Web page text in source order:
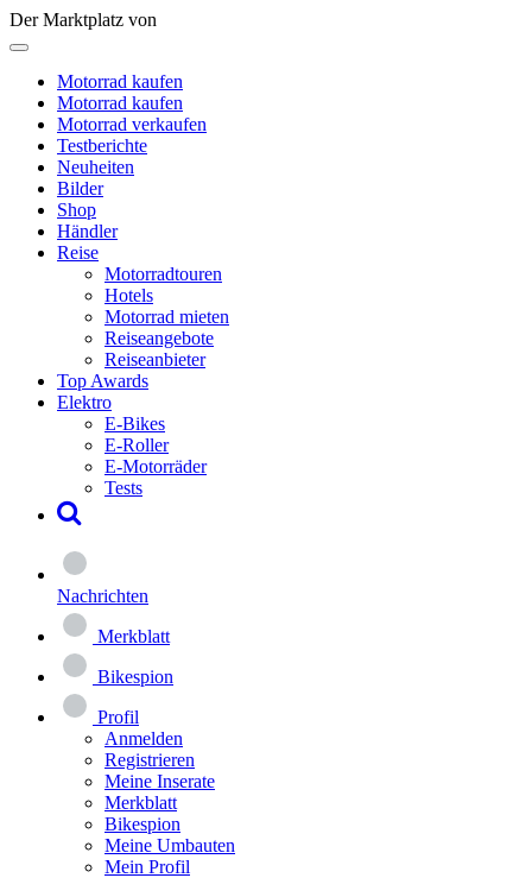
Der Marktplatz von
Motorrad kaufen
Motorrad kaufen
Motorrad verkaufen
Testberichte
Neuheiten
Bilder
Shop
Händler
Reise
Motorradtouren
Hotels
Motorrad mieten
Reiseangebote
Reiseanbieter
Top Awards
Elektro
E-Bikes
E-Roller
E-Motorräder
Tests
Nachrichten
Merkblatt
Bikespion
Profil
Anmelden
Registrieren
Meine Inserate
Merkblatt
Bikespion
Meine Umbauten
Mein Profil